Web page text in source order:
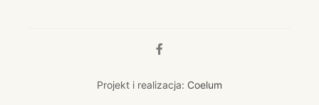
Projekt i realizacja: Coelum